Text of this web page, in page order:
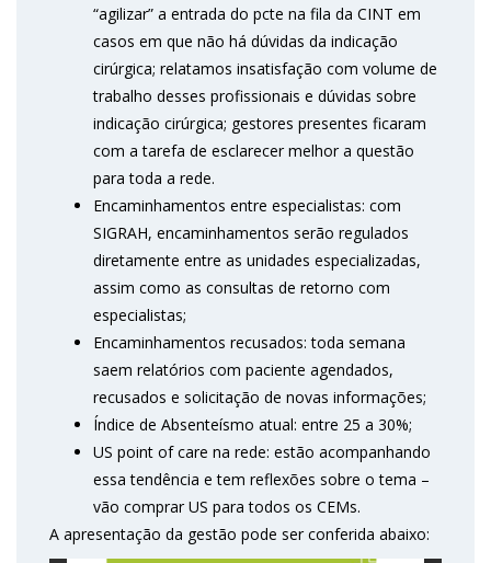
“agilizar” a entrada do pcte na fila da CINT em
casos em que não há dúvidas da indicação
cirúrgica; relatamos insatisfação com volume de
trabalho desses profissionais e dúvidas sobre
indicação cirúrgica; gestores presentes ficaram
com a tarefa de esclarecer melhor a questão
para toda a rede.
Encaminhamentos entre especialistas: com
SIGRAH, encaminhamentos serão regulados
diretamente entre as unidades especializadas,
assim como as consultas de retorno com
especialistas;
Encaminhamentos recusados: toda semana
saem relatórios com paciente agendados,
recusados e solicitação de novas informações;
Índice de Absenteísmo atual: entre 25 a 30%;
US point of care na rede: estão acompanhando
essa tendência e tem reflexões sobre o tema –
vão comprar US para todos os CEMs.
A apresentação da gestão pode ser conferida abaixo: